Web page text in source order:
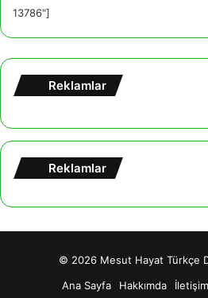
13786"]
Reklamlar
Reklamlar
© 2026 Mesut Hayat Türkçe
Ana Sayfa
Hakkımda İletişim